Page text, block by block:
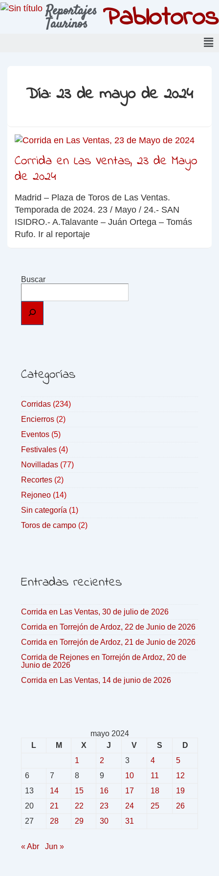
Reportajes
Taurinos Pablotoros
Día: 23 de mayo de 2024
Corrida en Las Ventas, 23 de Mayo
de 2024
Madrid – Plaza de Toros de Las Ventas.
Temporada de 2024. 23 / Mayo / 24.- SAN
ISIDRO.- A.Talavante – Juán Ortega – Tomás
Rufo. Ir al reportaje
Buscar
Categorías
Corridas (234)
Encierros (2)
Eventos (5)
Festivales (4)
Novilladas (77)
Recortes (2)
Rejoneo (14)
Sin categoría (1)
Toros de campo (2)
Entradas recientes
Corrida en Las Ventas, 30 de julio de 2026
Corrida en Torrejón de Ardoz, 22 de Junio de 2026
Corrida en Torrejón de Ardoz, 21 de Junio de 2026
Corrida de Rejones en Torrejón de Ardoz, 20 de
Junio de 2026
Corrida en Las Ventas, 14 de junio de 2026
mayo 2024
L
M X J V S
D
1
2 3 4
5
6
7 8 9 10 11
12
13
14 15 16 17 18
19
20
21 22 23 24 25
26
27
28 29 30 31
« Abr Jun »